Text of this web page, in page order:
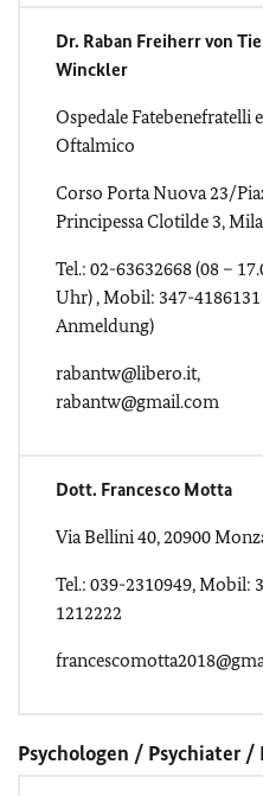
Dr. Raban Freiherr von
Winckler
Ospedale Fatebenefratelli e
Oftalmico
Corso Porta Nuova 23/
Principessa Clotilde 3,
Tel.: 02-63632668 (08 –
Uhr) , Mobil: 347-
Anmeldung)
rabantw@libero.it,
rabantw@gmail.com
Dott. Francesco Motta
Via Bellini 40, 20900
Tel.: 039-2310949, Mobil:
1212222
Psychologen / Psychiater